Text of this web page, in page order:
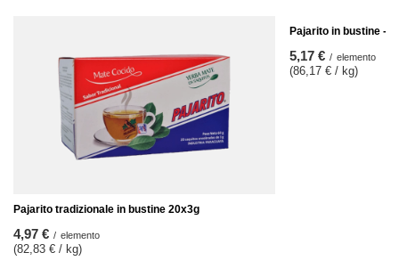
Pajarito tradizionale in bustine 20x3g
4,97 € / elemento
(82,83 € / kg)
Pajarito in bustine -
5,17 € / elemento
(86,17 € / kg)